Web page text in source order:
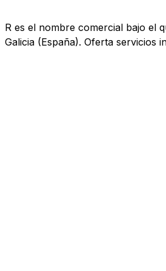
R es el nombre comercial bajo el
Galicia (España). Oferta servicios